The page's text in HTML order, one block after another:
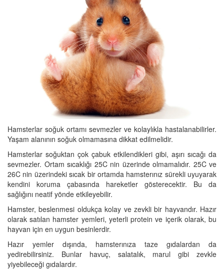
Hamsterlar soğuk ortamı sevmezler ve kolaylıkla hastalanabilirler.
Yaşam alanının soğuk olmamasına dikkat edilmelidir.
Hamsterlar soğuktan çok çabuk etkilendikleri gibi, aşırı sıcağı da
sevmezler. Ortam sıcaklığı 25C nin üzerinde olmamalıdır. 25C ve
26C nin üzerindeki sıcak bir ortamda hamsterınız sürekli uyuyarak
kendini koruma çabasında hareketler gösterecektir. Bu da
sağlığını neatif yönde etkileyebilir.
Hamster, beslenmesi oldukça kolay ve zevkli bir hayvandır. Hazır
olarak satılan hamster yemleri, yeterli protein ve içerik olarak, bu
hayvan için en uygun besinlerdir.
Hazır yemler dışında, hamsterınıza taze gıdalardan da
yedirebilirsiniz. Bunlar havuç, salatalık, marul gibi zevkle
yiyebileceği gıdalardır.